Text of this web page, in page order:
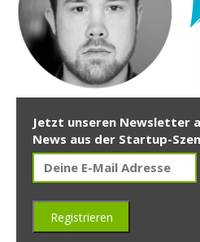
Jetzt unseren Newsletter
News aus der Startup-